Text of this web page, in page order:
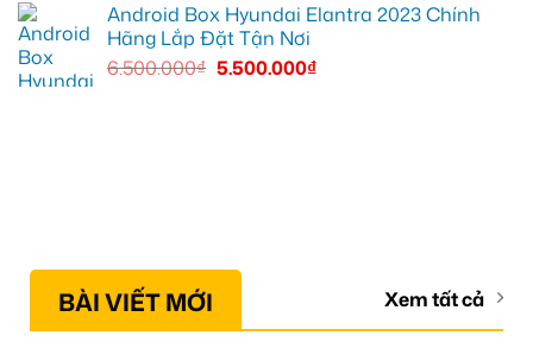
Android Box Hyundai Elantra 2023 Chính
Hãng Lắp Đặt Tận Nơi
6.500.000₫ 5.500.000₫
BÀI VIẾT MỚI Xem tất cả